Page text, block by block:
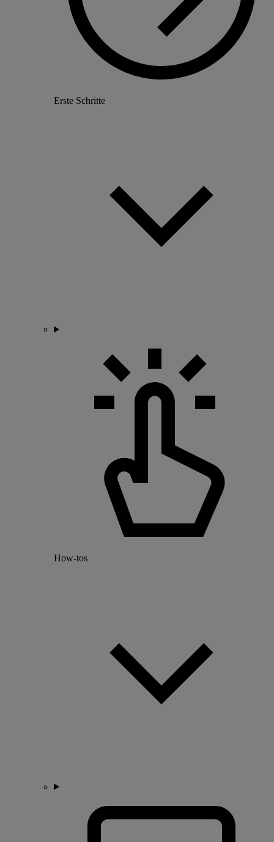
Erste Schritte
How-tos